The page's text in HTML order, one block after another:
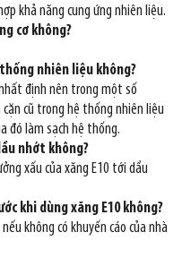
khả năng cung ứng nhiên liệu.
cơ không?
thống nhiên liệu không?
định nên trong một số
cũ trong hệ thống nhiên liệu
đó làm sạch hệ thống.
nhớt không?
xấu của xăng E10 tới dầu
khi dùng xăng E10 không?
không có khuyến cáo của nhà